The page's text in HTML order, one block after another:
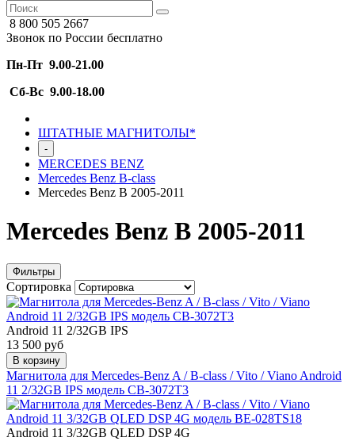
8 800 505 2667
Звонок по России бесплатно
Пн-Пт 9.00-21.00
Сб-Вс 9.00-18.00
ШТАТНЫЕ МАГНИТОЛЫ*
-
MERCEDES BENZ
Mercedes Benz B-class
Mercedes Benz B 2005-2011
Mercedes Benz B 2005-2011
Фильтры
Сортировка
Android 11 2/32GB IPS
13 500 руб
В корзину
Магнитола для Mercedes-Benz A / B-class / Vito / Viano Android
11 2/32GB IPS модель CB-3072T3
Android 11 3/32GB QLED DSP 4G